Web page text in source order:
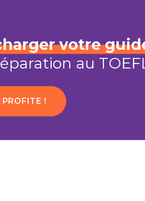
votre
au
PROFITE !